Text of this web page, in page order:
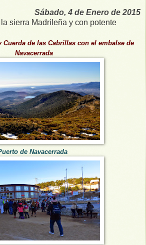
Sábado, 4 de Enero de 2015
sierra Madrileña y con potente
Cuerda de las Cabrillas con el embalse de
Navacerrada
de Navacerrada